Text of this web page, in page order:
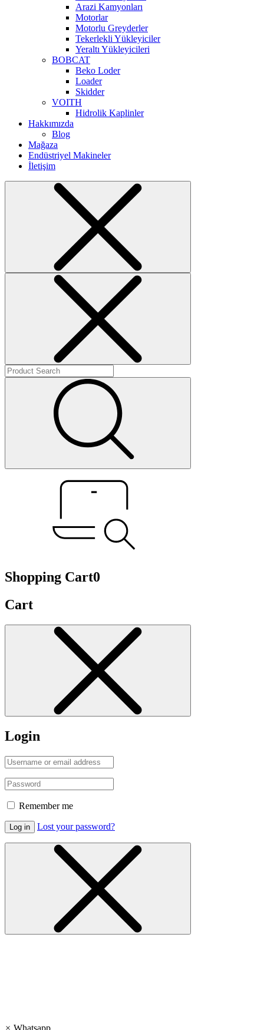
Arazi Kamyonları
Motorlar
Motorlu Greyderler
Tekerlekli Yükleyiciler
Yeraltı Yükleyicileri
BOBCAT
Beko Loder
Loader
Skidder
VOITH
Hidrolik Kaplinler
Hakkımızda
Blog
Mağaza
Endüstriyel Makineler
İletişim
Shopping Cart0
Cart
Login
Remember me
Log in Lost your password?
× Whatsapp